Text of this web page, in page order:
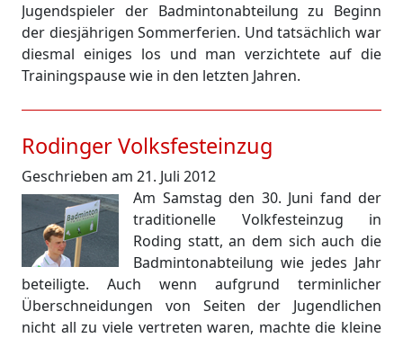
Jugendspieler der Badmintonabteilung zu Beginn
der diesjährigen Sommerferien. Und tatsächlich war
diesmal einiges los und man verzichtete auf die
Trainingspause wie in den letzten Jahren.
Rodinger Volksfesteinzug
Geschrieben am 21. Juli 2012
Am Samstag den 30. Juni fand der
traditionelle Volkfesteinzug in
Roding statt, an dem sich auch die
Badmintonabteilung wie jedes Jahr
beteiligte. Auch wenn aufgrund terminlicher
Überschneidungen von Seiten der Jugendlichen
nicht all zu viele vertreten waren, machte die kleine